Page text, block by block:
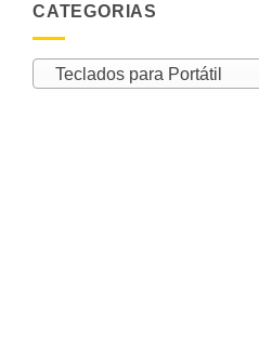
CATEGORIAS
Teclados para Portátil